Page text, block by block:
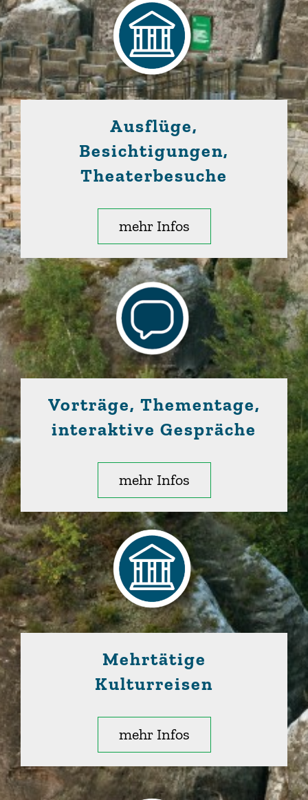
Ausflüge,
Besichtigungen,
Theaterbesuche
mehr Infos
Vorträge, Thementage,
interaktive Gespräche
mehr Infos
Mehrtätige
Kulturreisen
mehr Infos